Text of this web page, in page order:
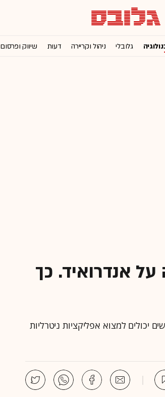
גלובלי ניהול וקריירה דעות שיווק ופרסום
אנדרואיד. כך
יכולים למצוא אפליקציות ניטרליות